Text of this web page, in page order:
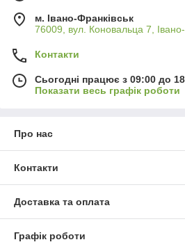
м. Івано-Франківськ
76009, вул. Коновальца 7, Івано-
Контакти
Сьогодні працює з 09:00 до
Показати весь графік роботи
Про нас
Контакти
Доставка та оплата
Графік роботи